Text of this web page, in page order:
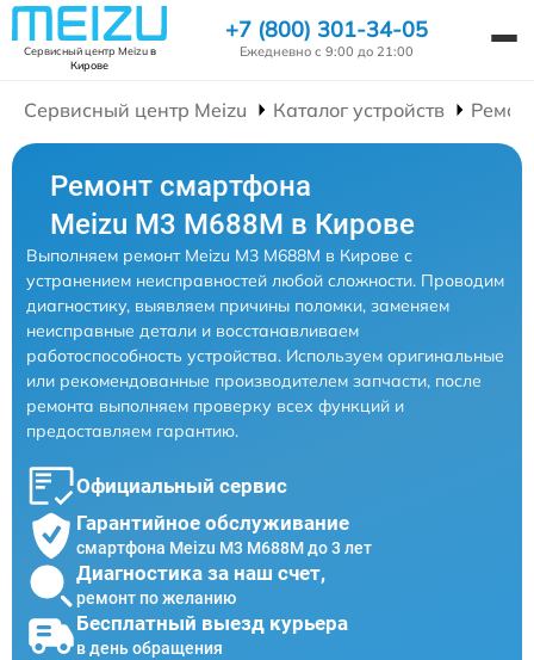
Сервисный центр Meizuв
Кирове
+7 (800) 301-34-05
Ежедневно с 9:00 до 21:00
Сервисный центр Meizu Каталог устройств
Ремонт смартфона
Meizu M3 M688M в Кирове
Выполняем ремонт Meizu M3 M688M в Кирове с
устранением неисправностей любой сложности. Проводим
диагностику, выявляем причины поломки, заменяем
неисправные детали и восстанавливаем
работоспособность устройства. Используем оригинальные
или рекомендованные производителем запчасти, после
ремонта выполняем проверку всех функций и
предоставляем гарантию.
Официальный сервис
Гарантийное обслуживание
смартфона Meizu M3 M688M до 3 лет
Диагностика за наш счет,
ремонт по желанию
Бесплатный выезд курьера
в день обращения